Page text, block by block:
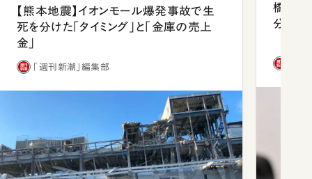
【熊本地震】イオンモール爆発事故で生
死を分けた「タイミング」と「金庫の売上
金」
「週刊新潮」編集部
橋本愛
分 佐